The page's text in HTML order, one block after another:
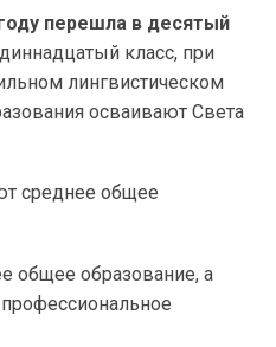
перешла в десятый
класс, при
лингвистическом
осваивают Света
среднее общее
общее образование, а